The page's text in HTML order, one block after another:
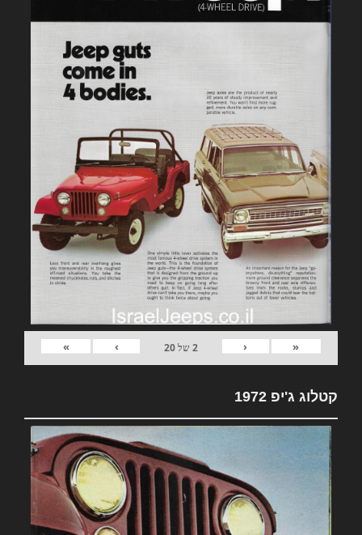
«
‹
2של20
›
»
קטלוג ג'יפ 1972